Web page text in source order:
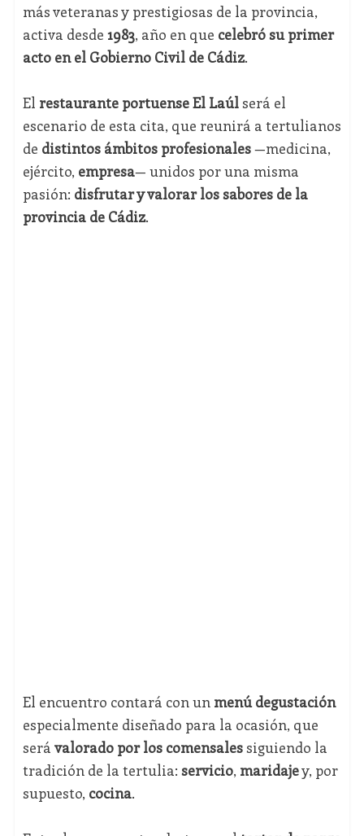
más veteranas y prestigiosas de la provincia,
activa desde 1983, año en que celebró su primer
acto en el Gobierno Civil de Cádiz.
El restaurante portuense El Laúlserá el
escenario de esta cita, que reunirá a tertulianos
de distintos ámbitos profesionales—medicina,
ejército, empresa— unidos por una misma
pasión: disfrutar y valorar los sabores de la
provincia de Cádiz.
El encuentro contará con un menú degustación
especialmente diseñado para la ocasión, que
será valorado por los comensalessiguiendo la
tradición de la tertulia: servicio, maridajey, por
supuesto, cocina.